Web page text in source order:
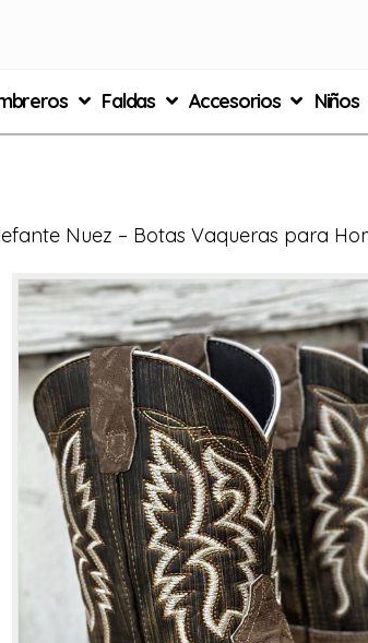
Faldas Accesorios Niños
Nuez – Botas Vaqueras para